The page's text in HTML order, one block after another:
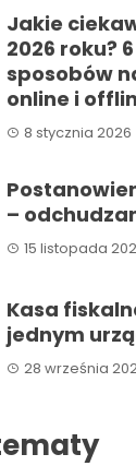
Jakie
2026 roku?
sposobów
online i
8 stycznia 2026
–
15 listopada
Kasa
jednym
28 września